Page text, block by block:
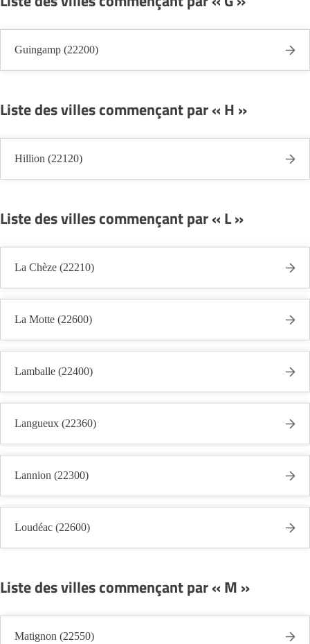
Guingamp (22200)
Liste des villes commençant par « H »
Hillion (22120)
Liste des villes commençant par « L »
La Chèze (22210)
La Motte (22600)
Lamballe (22400)
Langueux (22360)
Lannion (22300)
Loudéac (22600)
Liste des villes commençant par « M »
Matignon (22550)